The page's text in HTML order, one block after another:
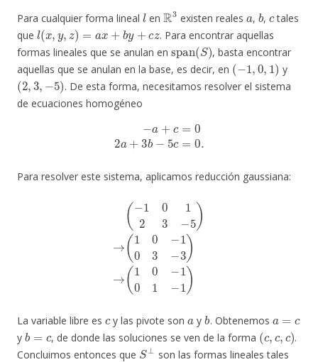
Para cualquier forma lineal
l
en
R 3
existen reales ,
b
,
tales
que
l(x,y,z)=a x+by +cz
. Para encontrar aquellas
formas lineales que se anulan en
span(S)
, basta encontrar
aquellas que se anulan en la base, es decir, en
(− 1,0,1)
y
(2,3,−5)
. De esta forma, necesitamos resolver el sistema
de ecuaciones homogéneo
a+ 3 b c=
Para resolver este sistema, aplicamos reducción gaussiana:
(1 0− 03 3) →
La variable libre es y las pivote son y . Obtenemos
y
b =c
, de donde las soluciones se ven de la forma
(c, c,
.
Concluimos entonces que
S⊥
son las formas lineales tales